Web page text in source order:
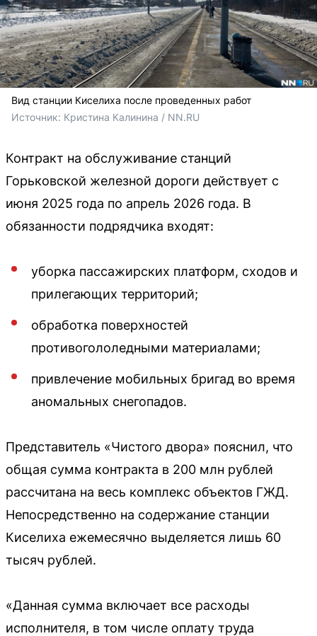
Вид станции Киселиха после проведенных работ
Источник: Кристина Калинина / NN.RU
Контракт на обслуживание станций
Горьковской железной дороги действует с
июня 2025 года по апрель 2026 года. В
обязанности подрядчика входят:
уборка пассажирских платформ, сходов и
прилегающих территорий;
обработка поверхностей
противогололедными материалами;
привлечение мобильных бригад во время
аномальных снегопадов.
Представитель «Чистого двора» пояснил, что
общая сумма контракта в 200 млн рублей
рассчитана на весь комплекс объектов ГЖД.
Непосредственно на содержание станции
Киселиха ежемесячно выделяется лишь 60
тысяч рублей.
«Данная сумма включает все расходы
исполнителя, в том числе оплату труда